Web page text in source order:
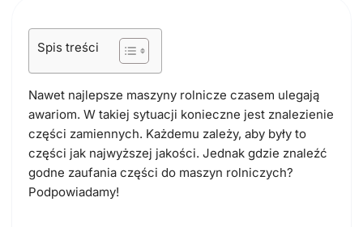
Spis treści
Nawet najlepsze maszyny rolnicze czasem ulegają
awariom. W takiej sytuacji konieczne jest znalezienie
części zamiennych. Każdemu zależy, aby były to
części jak najwyższej jakości. Jednak gdzie znaleźć
godne zaufania części do maszyn rolniczych?
Podpowiadamy!